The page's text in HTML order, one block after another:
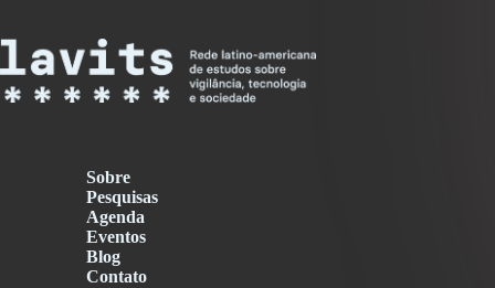
Sobre
Pesquisas
Agenda
Eventos
Blog
Contato